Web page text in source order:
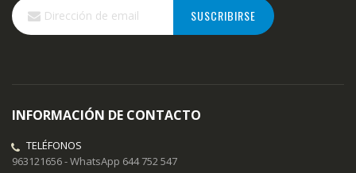
Inscríbase
a
nuestro
SUSCRIBIRSE
INFORMACIÓN DE CONTACTO
TELÉFONOS
963121656 - WhatsApp 644 752 547